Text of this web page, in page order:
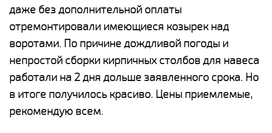
даже без дополнительной оплаты
отремонтировали имеющиеся козырек над
воротами. По причине дождливой погоды и
непростой сборки кирпичных столбов для навеса
работали на 2 дня дольше заявленного срока. Но
в итоге получилось красиво. Цены приемлемые,
рекомендую всем.